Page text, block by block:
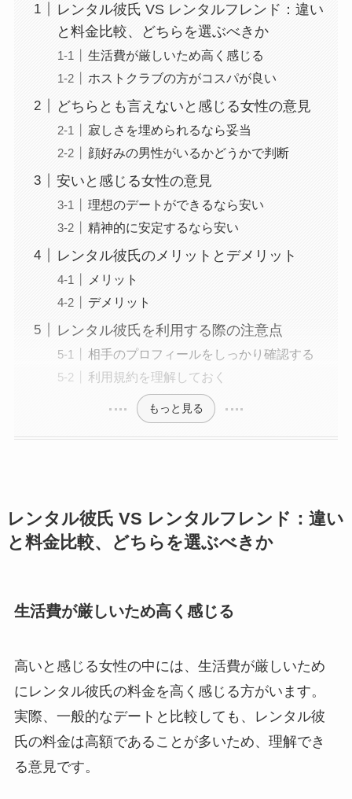
レンタル彼氏 VS レンタルフレンド：違い
と料金比較、どちらを選ぶべきか
生活費が厳しいため高く感じる
ホストクラブの方がコスパが良い
どちらとも言えないと感じる女性の意見
寂しさを埋められるなら妥当
顔好みの男性がいるかどうかで判断
安いと感じる女性の意見
理想のデートができるなら安い
精神的に安定するなら安い
レンタル彼氏のメリットとデメリット
メリット
デメリット
レンタル彼氏を利用する際の注意点
相手のプロフィールをしっかり確認する
利用規約を理解しておく
もっと見る
レンタル彼氏 VS レンタルフレンド：違い
と料金比較、どちらを選ぶべきか
生活費が厳しいため高く感じる
高いと感じる女性の中には、生活費が厳しいため
にレンタル彼氏の料金を高く感じる方がいます。
実際、一般的なデートと比較しても、レンタル彼
氏の料金は高額であることが多いため、理解でき
る意見です。